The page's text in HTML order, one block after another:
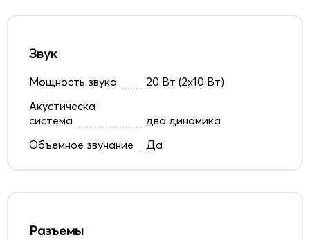
Звук
Мощность звука
20 Вт (2х10 Вт)
Акустическа
система
два динамика
Объемное звучание
Да
Разъемы